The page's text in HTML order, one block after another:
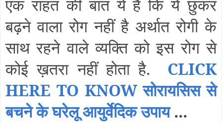
एक राहत की बात ये है कि ये छुकर
बढ़ने वाला रोग नहीं है अर्थात रोगी के
साथ रहने वाले व्यक्ति को इस रोग से
कोई ख़तरा नहीं होता है. CLICK
HERE TO KNOW सोरायसिस से
बचने के घरेलू आयुर्वेदिक उपाय...